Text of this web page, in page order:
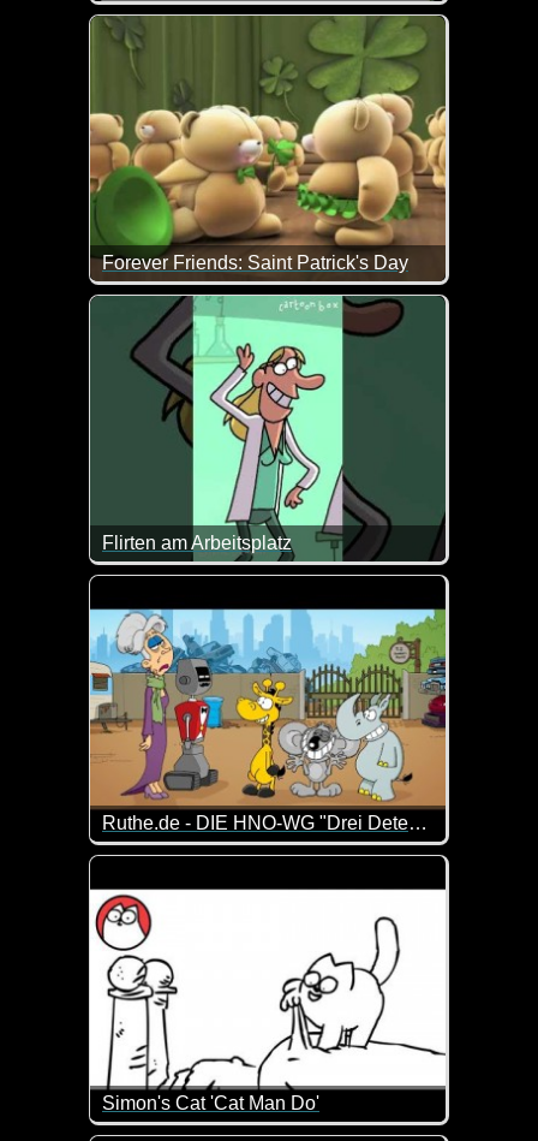
Jetzt solltest du langsam auch mal wieder
Forever Friends: Saint Patrick's Day
Das ist doch ein total nettes Video zum Saint
Flirten am Arbeitsplatz
Im Labor sollte man sich wohl nicht einfach was
Ruthe.de - DIE HNO-WG "Drei Detektive und ein verschwundener Graf"
"Die HNO-WG" kennen wir ja bereits von
Simon's Cat 'Cat Man Do'